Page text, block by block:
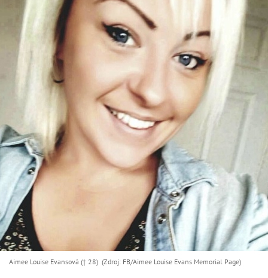
Aimee Louise Evansová († 28) (Zdroj: FB/Aimee Louise Evans Memorial Page)